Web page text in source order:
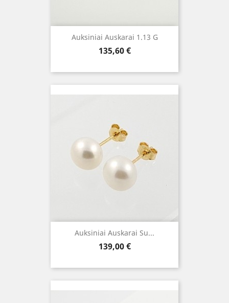
Auksiniai Auskarai 1.13 G
Kaina
135,60 €
Auksiniai Auskarai Su...
Kaina
139,00 €